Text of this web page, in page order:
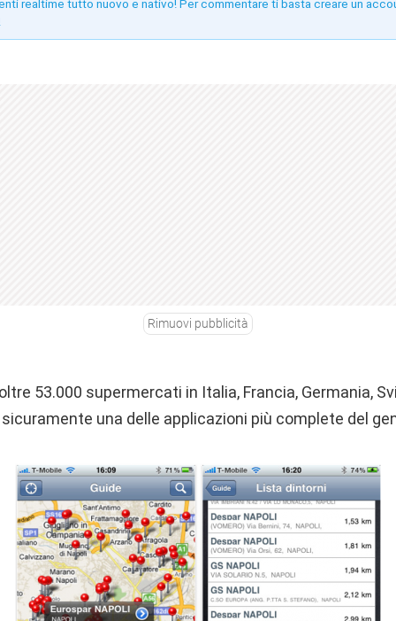
realtime tutto nuovo e nativo! Per commentare ti basta creare un
Rimuovi pubblicità
53.000 supermercati in Italia, Francia, Germania,
una delle applicazioni più complete del